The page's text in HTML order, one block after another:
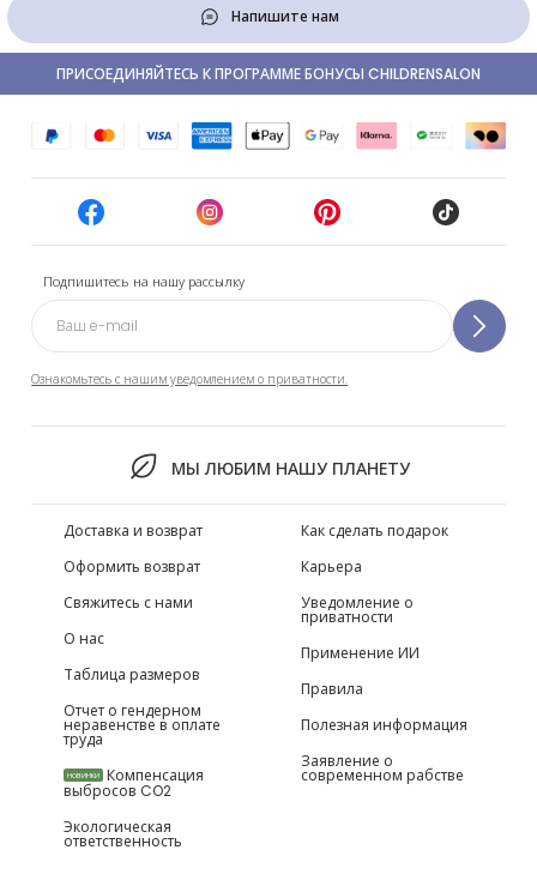
Напишите нам
Подпишитесь на нашу рассылку
Ознакомьтесь с нашим уведомлением о приватности.
МЫ ЛЮБИМ НАШУ ПЛАНЕТУ
ПРИСОЕДИНЯЙТЕСЬ К ПРОГРАММЕ БОНУСЫ CHILDRENSALON
Доставка и возврат
Оформить возврат
Свяжитесь с нами
О нас
Таблица размеров
Отчет о гендерном
неравенстве в оплате
труда
НОВИНКИ Компенсация
выбросов CO2
Экологическая
ответственность
Как сделать подарок
Карьера
Уведомление о
приватности
Применение ИИ
Правила
Полезная информация
Заявление о
современном рабстве